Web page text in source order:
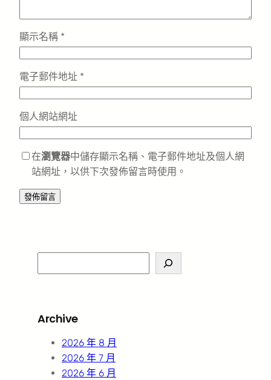
顯示名稱 *
電子郵件地址 *
個人網站網址
在瀏覽器中儲存顯示名稱、電子郵件地址及個人網
站網址，以供下次發佈留言時使用。
e
c
Archive
2026 年 8 月
2026 年 7 月
2026 年 6 月